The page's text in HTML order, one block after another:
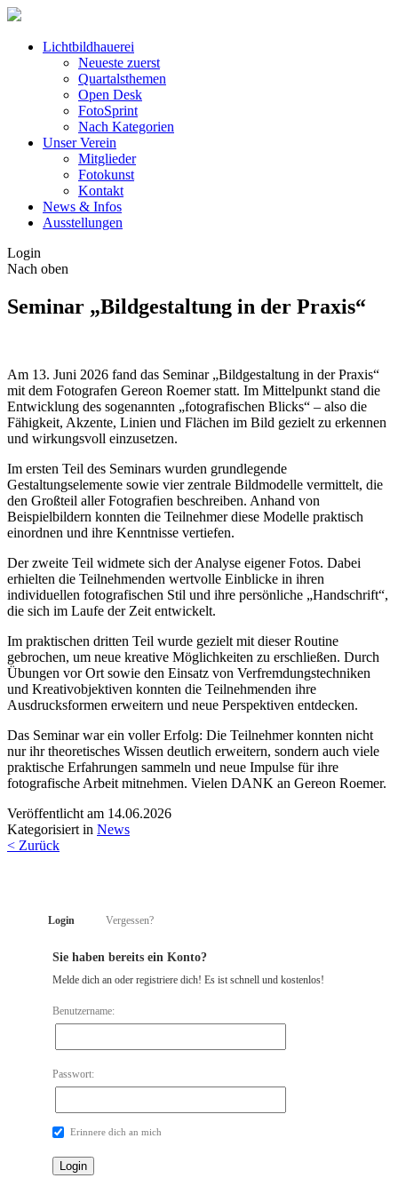
Lichtbildhauerei
Neueste zuerst
Quartalsthemen
Open Desk
FotoSprint
Nach Kategorien
Unser Verein
Mitglieder
Fotokunst
Kontakt
News & Infos
Ausstellungen
Login
Nach oben
Seminar „Bildgestaltung in der Praxis“
Am 13. Juni 2026 fand das Seminar „Bildgestaltung in der Praxis“
mit dem Fotografen Gereon Roemer statt. Im Mittelpunkt stand die
Entwicklung des sogenannten „fotografischen Blicks“ – also die
Fähigkeit, Akzente, Linien und Flächen im Bild gezielt zu erkennen
und wirkungsvoll einzusetzen.
Im ersten Teil des Seminars wurden grundlegende
Gestaltungselemente sowie vier zentrale Bildmodelle vermittelt, die
den Großteil aller Fotografien beschreiben. Anhand von
Beispielbildern konnten die Teilnehmer diese Modelle praktisch
einordnen und ihre Kenntnisse vertiefen.
Der zweite Teil widmete sich der Analyse eigener Fotos. Dabei
erhielten die Teilnehmenden wertvolle Einblicke in ihren
individuellen fotografischen Stil und ihre persönliche „Handschrift“,
die sich im Laufe der Zeit entwickelt.
Im praktischen dritten Teil wurde gezielt mit dieser Routine
gebrochen, um neue kreative Möglichkeiten zu erschließen. Durch
Übungen vor Ort sowie den Einsatz von Verfremdungstechniken
und Kreativobjektiven konnten die Teilnehmenden ihre
Ausdrucksformen erweitern und neue Perspektiven entdecken.
Das Seminar war ein voller Erfolg: Die Teilnehmer konnten nicht
nur ihr theoretisches Wissen deutlich erweitern, sondern auch viele
praktische Erfahrungen sammeln und neue Impulse für ihre
fotografische Arbeit mitnehmen. Vielen DANK an Gereon Roemer.
Veröffentlicht am 14.06.2026
Kategorisiert in News
< Zurück
Login Vergessen?
Sie haben bereits ein Konto?
Melde dich an oder registriere dich! Es ist schnell und kostenlos!
Benutzername:
Passwort:
Erinnere dich an mich